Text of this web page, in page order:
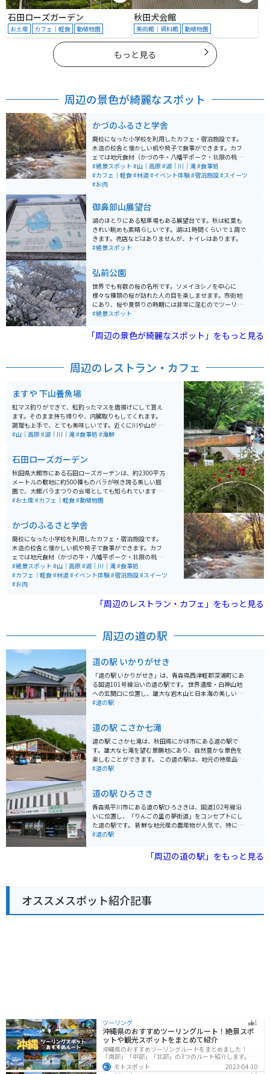
石田ローズガーデン
お土産 カフェ｜軽食 動植物園
秋田犬会館
美術館｜資料館 動植物園
もっと見る
周辺の景色が綺麗なスポット
かづのふるさと学舎
廃校になった小学校を利用したカフェ・宿泊施設です。
木造の校舎と懐かしい机や椅子で食事ができます。カフ
ェでは地元食材（かづの牛・八幡平ポーク・北限の桃）
をメニューに取り入れています。施設は主だった道路沿
いにあり、アクセスしやすいです。施設のすぐ外から散
策道が整備されていて、林と滝を楽しめます。観光名所
#絶景スポット #山｜高原#湖｜川｜滝#食事処
#カフェ｜軽食#林道#イベント体験#宿泊施設#スイーツ
#お肉
御鼻部山展望台
湖のほとりにある駐車場もある展望台です。秋は紅葉も
きれい眺めも素晴らしいです。湖は1時間くらいで１周で
きます。売店などはありませんが、トイレはあります。
#絶景スポット
弘前公園
世界でも有数の桜の名所です。ソメイヨシノを中心に
様々な種類の桜が訪れた人の目を楽しませます。市街地
にあり、桜や夏祭りの時期には非常に混むのでツーリン
グにはやや不向きですが、ここの桜はその不便さを考慮
と一周するだけで非常に豊かな桜の景色を楽しめます。
#絶景スポット
「周辺の景色が綺麗なスポット」をもっと見る
周辺のレストラン・カフェ
ますや 下山養魚場
虹マス釣りができて、虹釣ったマスを唐揚げにして貰え
ます。そのまま持ち帰りや、内臓取りもしてくれます。
調理も上手で、とても美味しいです。近くに川や山が多
いのでマイナスイオンたっぷりで癒されます。
#山｜高原#湖｜川｜滝#食事処 #海鮮
石田ローズガーデン
秋田県大館市にある石田ローズガーデンは、約2300平方
メートルの敷地に約500種ものバラが咲き誇る美しい庭
園で、大館バラまつりの会場としても知られています。
開園は4月から10月で、特に6月中旬の見頃には色とりど
入園料は無料で駐車場も完備されており、気軽に立ち寄
れるのも魅力です。 園内のカフェでは食事メニューに加
え、「恋するローズソーダ」やローズソフトなどここな
らではのスイーツも人気。近くには秋田犬会館もあり、
合わせて観光するのもおすすめです。アクセスしやす
く、バイクでのツーリング途中の休憩スポットとしても
最適な場所です。
#お土産#カフェ｜軽食#動植物園
かづのふるさと学舎
廃校になった小学校を利用したカフェ・宿泊施設です。
木造の校舎と懐かしい机や椅子で食事ができます。カフ
ェでは地元食材（かづの牛・八幡平ポーク・北限の桃）
をメニューに取り入れています。施設は主だった道路沿
いにあり、アクセスしやすいです。施設のすぐ外から散
策道が整備されていて、林と滝を楽しめます。観光名所
#絶景スポット #山｜高原#湖｜川｜滝#食事処
#カフェ｜軽食#林道#イベント体験#宿泊施設#スイーツ
#お肉
「周辺のレストラン・カフェ」をもっと見る
周辺の道の駅
道の駅 いかりがせき
「道の駅 いかりがせき」は、青森県西津軽郡深浦町にあ
る国道101号線沿いの道の駅です。 世界遺産・白神山地
への玄関口に位置し、雄大な岩木山と日本海の美しい海
岸線を一望できます。 新鮮な海の幸を堪能できるレスト
合、道の駅には広々とした駐車場が完備されているので
安心です。 白神山地を巡るツーリングの拠点としてもお
すすめです。 周辺には、十二湖や黄金崎など、風光明媚
な観光スポットも点在しています。 特に、夕陽の名所と
して知られる黄金崎は必見です。 また、深浦町は、深浦
#道の駅
道の駅 こさか七滝
道の駅 こさか七滝は、秋田県にかほ市にある道の駅で
す。雄大な七滝を望む景勝地にあり、自然豊かな景色を
楽しむことができます。 この道の駅は、地元の特産品を
販売する直売所があり、新鮮な野菜や果物を購入できま
ぜひ味わいたい一品。冷たいそばつゆに、山菜やきのこ
などの具材がたっぷりとのっており、旅の疲れを癒して
くれます。 バイクで訪れる場合は、道の駅の駐車場にバ
イク専用の駐車スペースがあります。また、七滝周辺
は、景色が良いので、ツーリングにも最適です。春には
で、ゆったりと旅の疲れを癒やすこともできます。
#道の駅
道の駅 ひろさき
青森県平川市にある道の駅ひろさきは、国道102号線沿
いに位置し、「りんごの里の夢街道」をコンセプトにし
た道の駅です。 新鮮な地元産の農産物が人気で、特にり
んごは種類豊富に取り揃えられています。 りんごを使っ
品も充実しており、お土産にもおすすめです。 レストラ
ンでは、地元産の食材を使った料理を楽しむことができ
には、猿賀神社や盛美園など、観光スポットも点在して
いるので、観光の拠点としても便利です。 【おすすめポ
イント】 * リンゴの種類が豊富！ * リンゴを使ったグル
#道の駅
「周辺の道の駅」をもっと見る
オススメスポット紹介記事
ツーリング 1
沖縄県のおすすめツーリングルート！絶景スポ
ットや観光スポットをまとめて紹介
沖縄県のおすすめツーリングルートをまとめました！
「南部」「中部」「北部」の3つのルート紹介します。美
しいビーチや歴史と文化に溢れたスポットが多数あり、
様々な楽しみ方ができます。バイクで沖縄県にツーリン
モトスポット
2023-04-10